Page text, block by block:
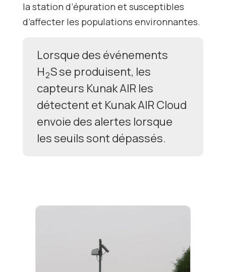
la station d’épuration et susceptibles
d’affecter les populations environnantes.
Lorsque des événements
H2S se produisent, les
capteurs Kunak AIR les
détectent et Kunak AIR Cloud
envoie des alertes lorsque
les seuils sont dépassés.